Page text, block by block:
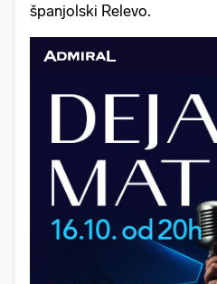
španjolski Relevo.